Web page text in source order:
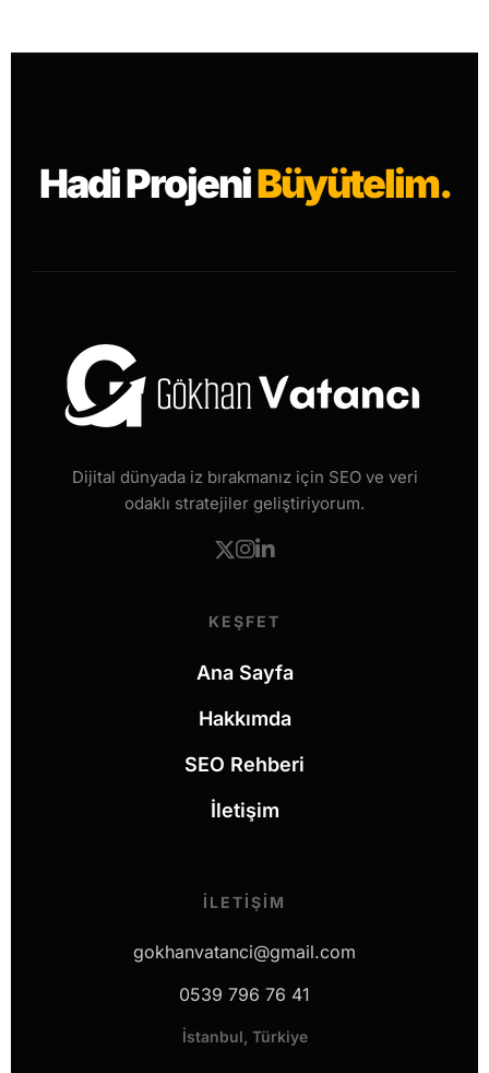
Hadi ProjeniBüyütelim.
Dijital dünyada iz bırakmanız için SEO ve veri
odaklı stratejiler geliştiriyorum.
KEŞFET
Ana Sayfa
Hakkımda
SEO Rehberi
İletişim
İLETIŞIM
gokhanvatanci@gmail.com
0539 796 76 41
İstanbul, Türkiye